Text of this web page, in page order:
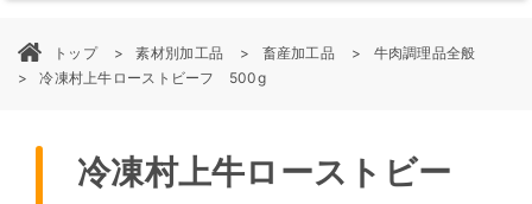
トップ 素材別加工品 畜産加工品
牛肉調理品全般
冷凍村上牛ローストビーフ 500g
冷凍村上牛ローストビー